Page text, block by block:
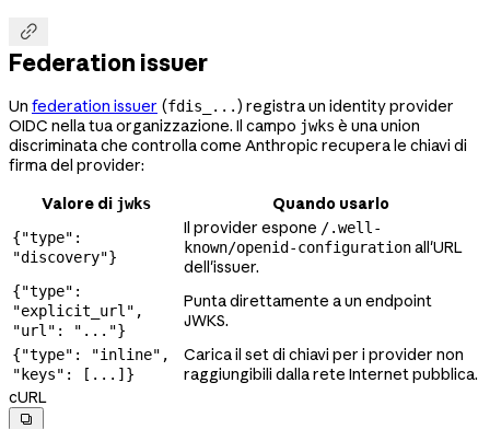

Federation issuer
Un federation issuer (fdis_...) registra un identity provider
OIDC nella tua organizzazione. Il campo jwks è una union
discriminata che controlla come Anthropic recupera le chiavi di
firma del provider:
Valore di jwks Quando usarlo
{"type":
"discovery"}
Il provider espone /.well-
known/openid-configurationall'URL
dell'issuer.
{"type":
"explicit_url",
"url": "..."}
Punta direttamente a un endpoint
JWKS.
{"type": "inline",
"keys": [...]}
Carica il set di chiavi per i provider non
raggiungibili dalla rete Internet pubblica.
cURL
